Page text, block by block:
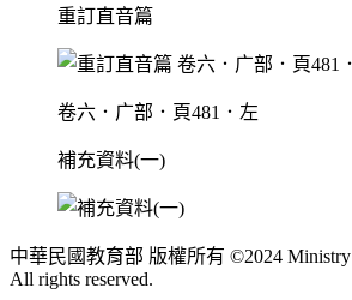
重訂直音篇
卷六．广部．頁481．左
補充資料(一)
中華民國教育部 版權所有 ©2024 Ministry
All rights reserved.